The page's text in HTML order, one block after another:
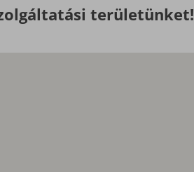
területünket!